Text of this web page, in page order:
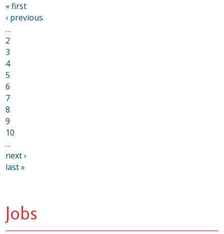
« first
‹ previous
…
2
3
4
5
6
7
8
9
10
…
next ›
last »
Jobs